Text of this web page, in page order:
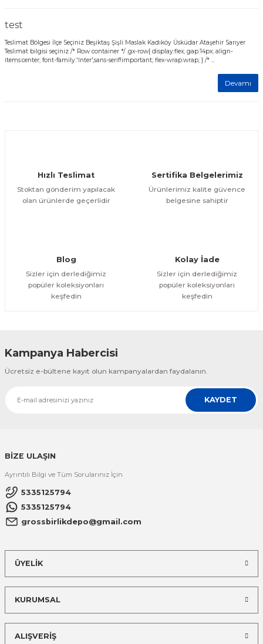
test
Teslimat Bölgesi İlçe Seçiniz Beşiktaş Şişli Maslak Kadıköy Üsküdar Ataşehir Sarıyer
Teslimat bilgisi seçiniz /* Row container */ .gx-row{ display:flex; gap:14px; align-
items:center; font-family:'Inter',sans-serif!important; flex-wrap:wrap; } /* ...
Devamı
Hızlı Teslimat
Stoktan gönderim yapılacak
olan ürünlerde geçerlidir
Sertifika Belgelerimiz
Ürünlerimiz kalite güvence
belgesine sahiptir
Blog
Sizler için derlediğimiz
popüler koleksiyonları
keşfedin
Kolay İade
Sizler için derlediğimiz
popüler koleksiyonları
keşfedin
Kampanya Habercisi
Ücretsiz e-bültene kayıt olun kampanyalardan faydalanın.
KAYDET
BİZE ULAŞIN
Ayrıntılı Bilgi ve Tüm Sorularınız İçin
5335125794
5335125794
grossbirlikdepo@gmail.com
ÜYELİK
KURUMSAL
ALIŞVERİŞ